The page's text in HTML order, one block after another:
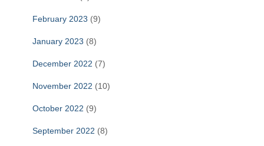
February 2023 (9)
January 2023 (8)
December 2022 (7)
November 2022 (10)
October 2022 (9)
September 2022 (8)